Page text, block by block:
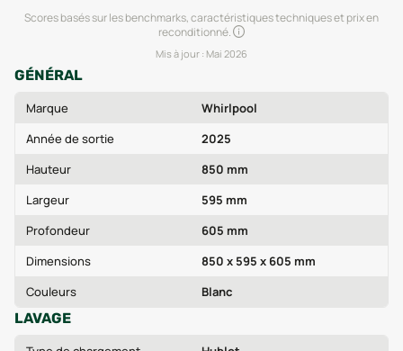
Scores basés sur les benchmarks, caractéristiques techniques et prix en
reconditionné.
Mis à jour : Mai 2026
GÉNÉRAL
Marque
Whirlpool
Année de sortie
2025
Hauteur
850 mm
Largeur
595 mm
Profondeur
605 mm
Dimensions
850 x 595 x 605 mm
Couleurs
Blanc
LAVAGE